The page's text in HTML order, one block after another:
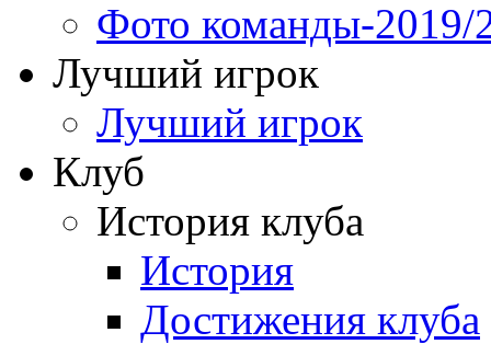
Фото команды-2019/
Лучший игрок
Лучший игрок
Клуб
История клуба
История
Достижения клуба